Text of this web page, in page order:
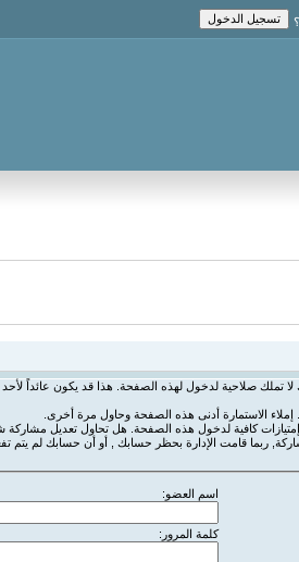
تملك صلاحية لدخول لهذه الصفحة. هذا قد يكون عائداً لأحد
الاستمارة أدنى هذه الصفحة وحاول مرة أخرى.
كافية لدخول هذه الصفحة. هل تحاول تعديل
ربما قامت الإدارة بحظر حسابك , أو أن حسابك لم يتم
اسم العضو:
كلمة المرور: